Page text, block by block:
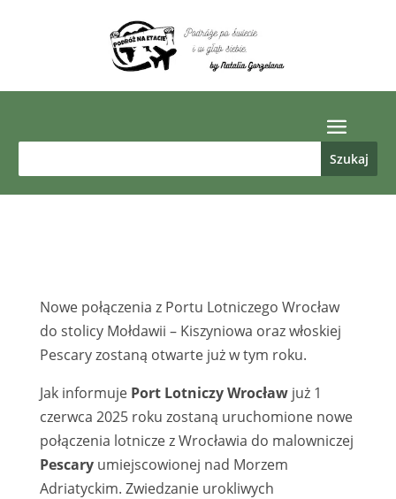
Nowe połączenia z Portu Lotniczego Wrocław
do stolicy Mołdawii – Kiszyniowa oraz włoskiej
Pescary zostaną otwarte już w tym roku.
Jak informuje Port Lotniczy Wrocław już 1
czerwca 2025 roku zostaną uruchomione nowe
połączenia lotnicze z Wrocławia do malowniczej
Pescaryumiejscowionej nad Morzem
Adriatyckim. Zwiedzanie urokliwych